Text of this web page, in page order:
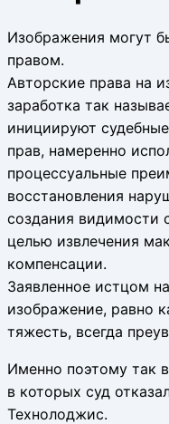
Изображения могут
правом.
Авторские права на
заработка так
инициируют
прав, намеренно
процессуальные
восстановления
создания видимости
целью извлечения
компенсации.
Заявленное истцом
изображение, равно
тяжесть, всегда
Именно поэтому так
в которых суд
Технолоджис.